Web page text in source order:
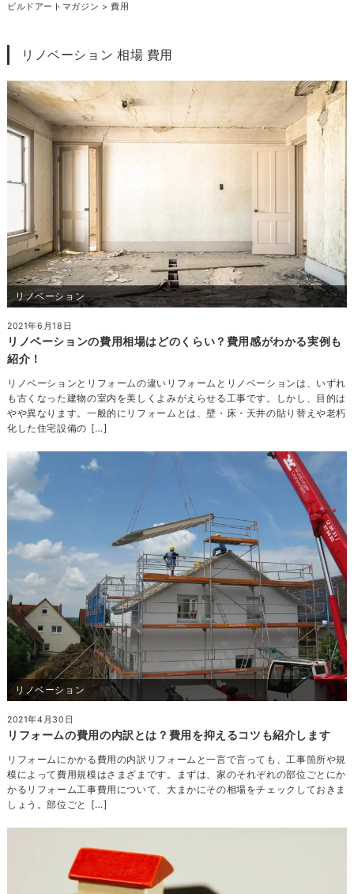
ビルドアートマガジン >費用
リノベーション 相場 費用
リノベーション
2021年6月18日
リノベーションの費用相場はどのくらい？費用感がわかる実例も
紹介！
リノベーションとリフォームの違いリフォームとリノベーションは、いずれ
も古くなった建物の室内を美しくよみがえらせる工事です。しかし、目的は
やや異なります。一般的にリフォームとは、壁・床・天井の貼り替えや老朽
化した住宅設備の […]
リノベーション
2021年4月30日
リフォームの費用の内訳とは？費用を抑えるコツも紹介します
リフォームにかかる費用の内訳リフォームと一言で言っても、工事箇所や規
模によって費用規模はさまざまです。まずは、家のそれぞれの部位ごとにか
かるリフォーム工事費用について、大まかにその相場をチェックしておきま
しょう。部位ごと […]